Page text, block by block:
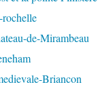
de-Mirambeau
Briancon